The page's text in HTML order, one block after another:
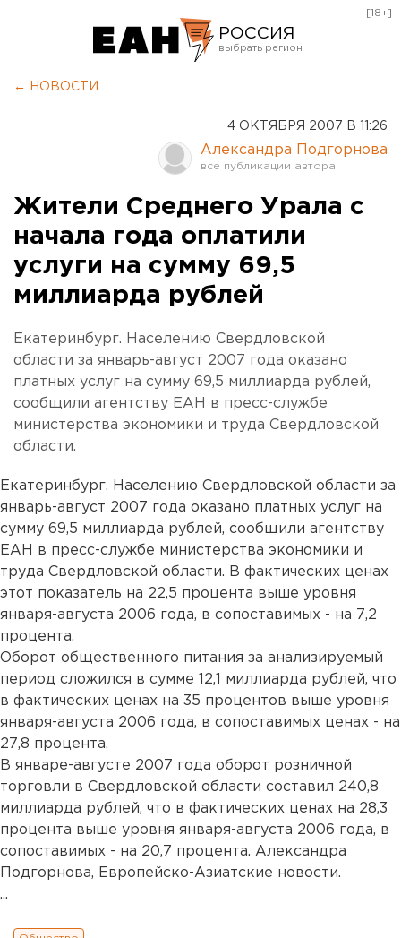
РОССИЯ
Оренбург
[18+]
← НОВОСТИ
4 ОКТЯБРЯ 2007 В 11:26
Александра Подгорнова
Жители Среднего Урала с
начала года оплатили
услуги на сумму 69,5
миллиарда рублей
Екатеринбург. Населению Свердловской
области за январь-август 2007 года оказано
платных услуг на сумму 69,5 миллиарда рублей,
сообщили агентству ЕАН в пресс-службе
министерства экономики и труда Свердловской
области.
Екатеринбург. Населению Свердловской области за
январь-август 2007 года оказано платных услуг на
сумму 69,5 миллиарда рублей, сообщили агентству
ЕАН в пресс-службе министерства экономики и
труда Свердловской области. В фактических ценах
этот показатель на 22,5 процента выше уровня
января-августа 2006 года, в сопоставимых - на 7,2
процента.
Оборот общественного питания за анализируемый
период сложился в сумме 12,1 миллиарда рублей, что
в фактических ценах на 35 процентов выше уровня
января-августа 2006 года, в сопоставимых ценах - на
27,8 процента.
В январе-августе 2007 года оборот розничной
торговли в Свердловской области составил 240,8
миллиарда рублей, что в фактических ценах на 28,3
процента выше уровня января-августа 2006 года, в
сопоставимых - на 20,7 процента. Александра
Подгорнова, Европейско-Азиатские новости.
...